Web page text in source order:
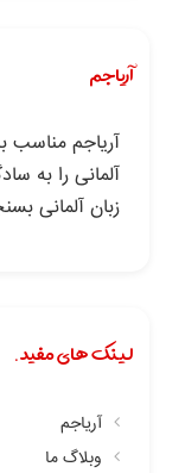
آریاجم
آریاجم مناسب
آلمانی را به
زبان آلمانی
لینک های مفید.
آریاجم
وبلاگ ما